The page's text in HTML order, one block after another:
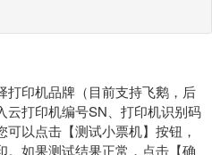
打印机品牌（目前支持飞鹅，后
云打印机编号SN、打印机识别码
以点击【测试小票机】按钮，
。如果测试结果正常，点击【确